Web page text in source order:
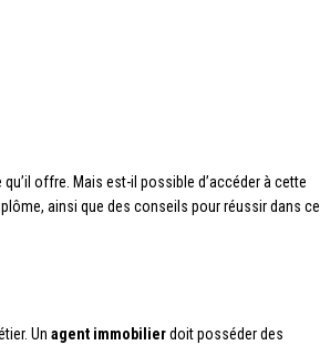
offre. Mais est-il possible d’accéder à cette
ainsi que des conseils pour réussir dans ce
Un agent immobilierdoit posséder des